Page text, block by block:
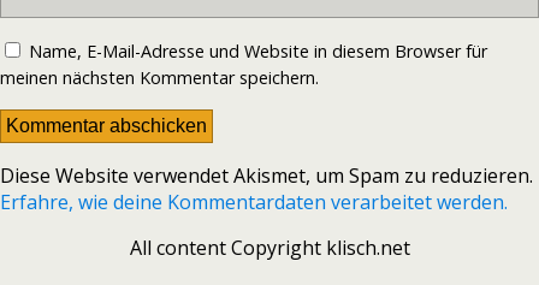
Name, E-Mail-Adresse und Website in diesem Browser für
meinen nächsten Kommentar speichern.
Diese Website verwendet Akismet, um Spam zu reduzieren.
Erfahre, wie deine Kommentardaten verarbeitet werden.
All content Copyright klisch.net